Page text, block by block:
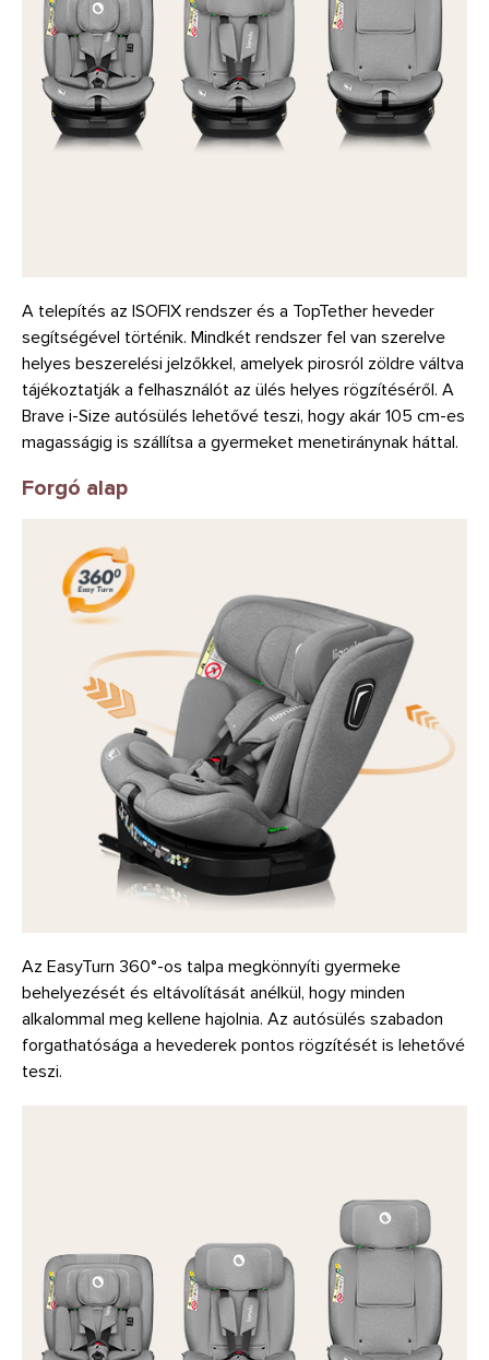
A telepítés az ISOFIX rendszer és a TopTether heveder
segítségével történik. Mindkét rendszer fel van szerelve
helyes beszerelési jelzőkkel, amelyek pirosról zöldre váltva
tájékoztatják a felhasználót az ülés helyes rögzítéséről. A
Brave i-Size autósülés lehetővé teszi, hogy akár 105 cm-es
magasságig is szállítsa a gyermeket menetiránynak háttal.
Forgó alap
Az EasyTurn 360°-os talpa megkönnyíti gyermeke
behelyezését és eltávolítását anélkül, hogy minden
alkalommal meg kellene hajolnia. Az autósülés szabadon
forgathatósága a hevederek pontos rögzítését is lehetővé
teszi.